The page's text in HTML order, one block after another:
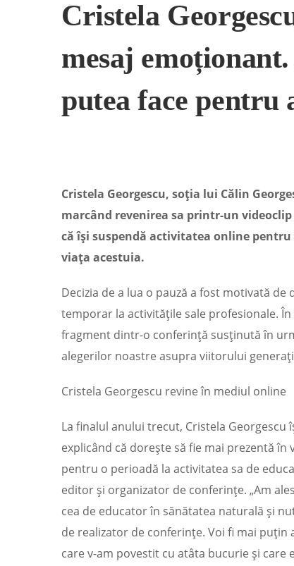
Cristela
mesaj
putea face pentru
Cristela Georgescu, soția lui Călin
marcând revenirea sa printr-un
că își suspendă activitatea online
viața acestuia.
Decizia de a lua o pauză a fost motivată
temporar la activitățile sale profesionale.
fragment dintr-o conferință susținută în
alegerilor noastre asupra viitorului
Cristela Georgescu revine în mediul online
La finalul anului trecut, Cristela
explicând că dorește să fie mai prezentă
pentru o perioadă la activitatea sa de
editor și organizator de conferințe. „Am
cea de educator în sănătatea naturală și
de realizator de conferințe. Voi fi mai
care v-am povestit cu atâta bucurie și care